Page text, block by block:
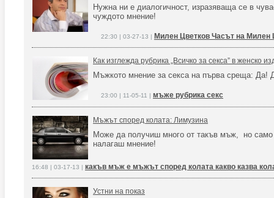
Нужна ни е диалогичност, изразяваща се в
чуждото мнение!
22:30 | 03-27-13 | Милен Цветков Часът на Милен
Как изглежда рубрика „Всичко за секса” в женско
Мъжкото мнение за секса на първа среща: Да!
23:00 | 11-05-11 | мъже рубрика секс
Мъжът според колата: Лимузина
Може да получиш много от такъв мъж, но само
налагаш мнение!
16:48 | 03-17-13 | какъв мъж е мъжът според колата какво казва
Устни на показ